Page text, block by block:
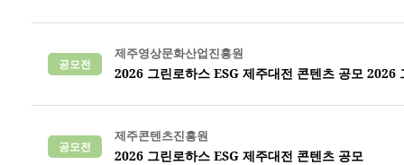
공모전
제주영상문화산업진흥원
2026 그린로하스 ESG 제주대전 콘텐츠 공모 2026
공모전
제주콘텐츠진흥원
2026 그린로하스 ESG 제주대전 콘텐츠 공모